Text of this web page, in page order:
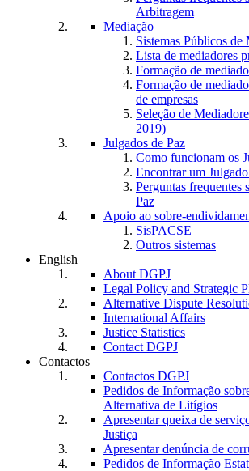
Arbitragem
Mediação
Sistemas Públicos de
Lista de mediadores
Formação de
Formação de
de empresas
Seleção de
2019)
Julgados de Paz
Como funcionam os
Encontrar um
Perguntas frequentes
Paz
Apoio ao sobre-
SisPACSE
Outros sistemas
English
About DGPJ
Legal Policy and Strategic
Alternative Dispute
International Affairs
Justice Statistics
Contact DGPJ
Contactos
Contactos DGPJ
Pedidos de Informação
Alternativa de Litígios
Apresentar queixa de
Justiça
Apresentar denúncia de
Pedidos de Informação